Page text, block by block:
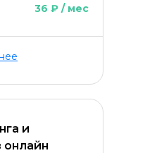
36 ₽ / мес
и
онлайн